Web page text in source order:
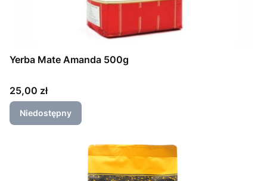
Yerba Mate Amanda 500g
Cena
25,00 zł
Niedostępny